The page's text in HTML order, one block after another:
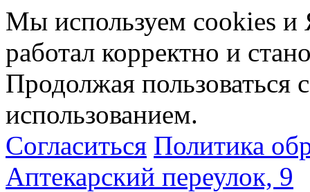
Мы используем cookies и
работал корректно и
Продолжая пользоваться
использованием.
Согласиться Политика
Аптекарский переулок, 9